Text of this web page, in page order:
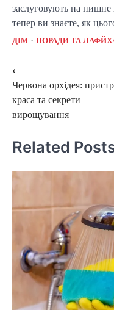
заслуговують на пишне
тепер ви знаєте, як
ДІМ ПОРАДИ ТА
Post
navigation
⟵
Червона орхідея:
краса та секрети
вирощування
Related